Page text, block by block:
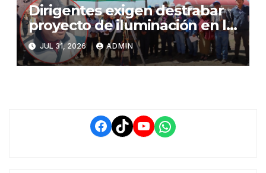
Dirigentes exigen destrabar
proyecto de iluminación en la
salida a Puno y alertan por
demora que pone en riesgo a
conductores
JUL 31, 2026 ADMIN
Facebook
TikTokYouTube
WhatsApp